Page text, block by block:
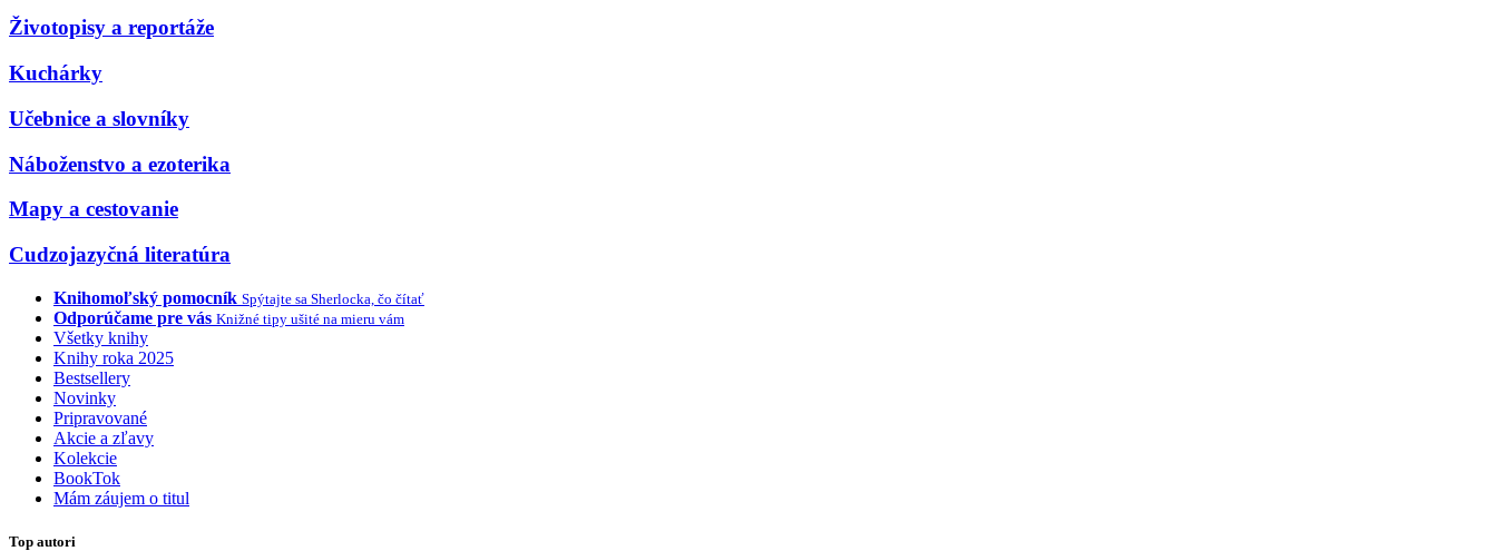
Životopisy a reportáže
Kuchárky
Učebnice a slovníky
Náboženstvo a ezoterika
Mapy a cestovanie
Cudzojazyčná literatúra
Knihomoľský pomocník Spýtajte sa Sherlocka, čo čítať
Odporúčame pre vás Knižné tipy ušité na mieru vám
Všetky knihy
Knihy roka 2025
Bestsellery
Novinky
Pripravované
Akcie a zľavy
Kolekcie
BookTok
Mám záujem o titul
Top autori